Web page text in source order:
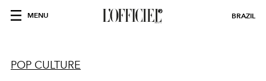
MENU BRAZIL
POP CULTURE